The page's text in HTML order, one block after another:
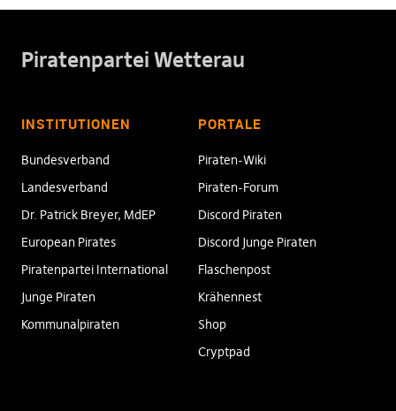
Piratenpartei Wetterau
INSTITUTIONEN
Bundesverband
Landesverband
Dr. Patrick Breyer, MdEP
European Pirates
Piratenpartei International
Junge Piraten
Kommunalpiraten
PORTALE
Piraten-Wiki
Piraten-Forum
Discord Piraten
Discord Junge Piraten
Flaschenpost
Krähennest
Shop
Cryptpad